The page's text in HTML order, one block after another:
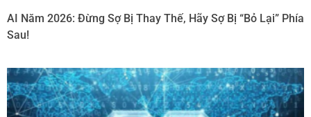
AI Năm 2026: Đừng Sợ Bị Thay Thế, Hãy Sợ Bị “Bỏ Lại” Phía
Sau!